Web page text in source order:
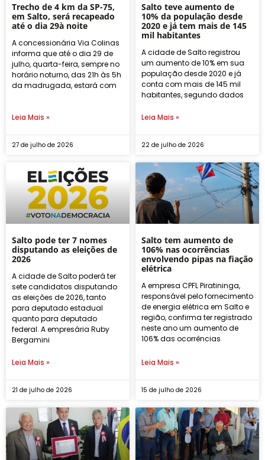
Trecho de 4 km da SP-75,
em Salto, será recapeado
até o dia 29à noite
A concessionária Via Colinas
informa que até o dia 29 de
julho, quarta-feira, sempre no
horário noturno, das 21h às 5h
da madrugada, estará com
Leia Mais »
27 de julho de 2026
Salto teve aumento de
10% da população desde
2020 e já tem mais de 145
mil habitantes
A cidade de Salto registrou
um aumento de 10% em sua
população desde 2020 e já
conta com mais de 145 mil
habitantes, segundo dados
Leia Mais »
22 de julho de 2026
Salto pode ter 7 nomes
disputando as eleições de
2026
A cidade de Salto poderá ter
sete candidatos disputando
as eleições de 2026, tanto
para deputado estadual
quanto para deputado
federal. A empresária Ruby
Bergamini
Leia Mais »
21 de julho de 2026
Salto tem aumento de
106% nas ocorrências
envolvendo pipas na fiação
elétrica
A empresa CPFL Piratininga,
responsável pelo fornecimento
de energia elétrica em Salto e
região, confirma ter registrado
neste ano um aumento de
106% das ocorrências
Leia Mais »
15 de julho de 2026